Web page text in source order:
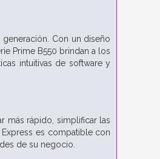
Con un diseño
Prime B550 brindan a los
intuitivas de software y
más rápido, simplificar las
es compatible con
de su negocio.